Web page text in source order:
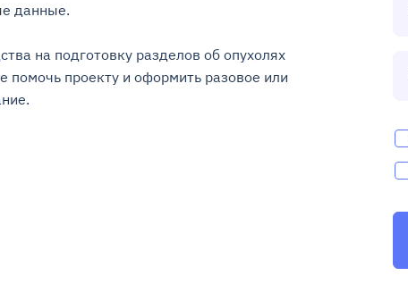
данные.
на подготовку разделов об опухолях
проекту и оформить разовое или